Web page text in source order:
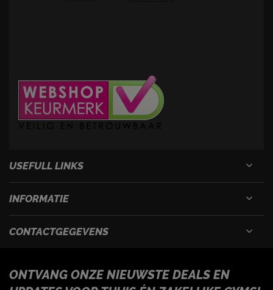
USEFULL LINKS
INFORMATIE
CONTACTGEGEVENS
ONTVANG ONZE NIEUWSTE DEALS EN